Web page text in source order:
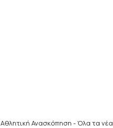
Αθλητική Ανασκόπηση - Όλα τα